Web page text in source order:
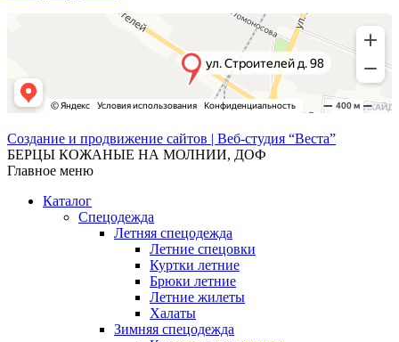
Создание и продвижение сайтов | Веб-студия “Веста”
БЕРЦЫ КОЖАНЫЕ НА МОЛНИИ, ДОФ
Главное меню
Каталог
Спецодежда
Летняя спецодежда
Летние спецовки
Куртки летние
Брюки летние
Летние жилеты
Халаты
Зимняя спецодежда